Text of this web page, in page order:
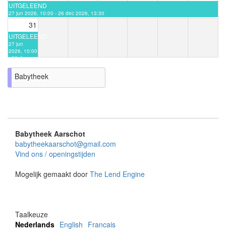
UITGELEEND
27 jun 2026, 10:00 - 26 dec 2026, 13:30
31
UITGELEEND
27 jun
2026, 10:00
- 26 dec
Babytheek
Babytheek Aarschot
babytheekaarschot@gmail.com
Vind ons / openingstijden
Mogelijk gemaakt door The Lend Engine
Taalkeuze
Nederlands English Francais